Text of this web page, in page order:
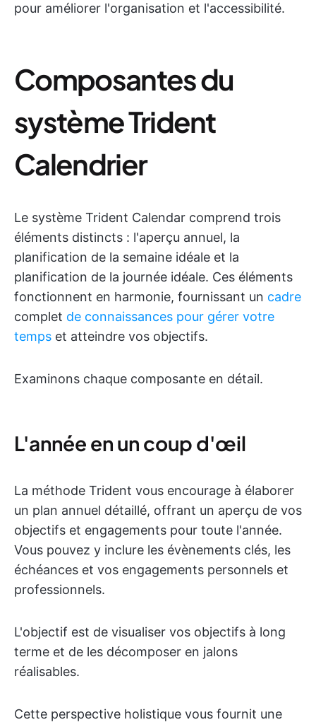
pour améliorer l'organisation et l'accessibilité.
Composantes du
système Trident
Calendrier
Le système Trident Calendar comprend trois
éléments distincts : l'aperçu annuel, la
planification de la semaine idéale et la
planification de la journée idéale. Ces éléments
fonctionnent en harmonie, fournissant un cadre
complet de connaissances pour gérer votre
temps et atteindre vos objectifs.
Examinons chaque composante en détail.
L'année en un coup d'œil
La méthode Trident vous encourage à élaborer
un plan annuel détaillé, offrant un aperçu de vos
objectifs et engagements pour toute l'année.
Vous pouvez y inclure les évènements clés, les
échéances et vos engagements personnels et
professionnels.
L'objectif est de visualiser vos objectifs à long
terme et de les décomposer en jalons
réalisables.
Cette perspective holistique vous fournit une